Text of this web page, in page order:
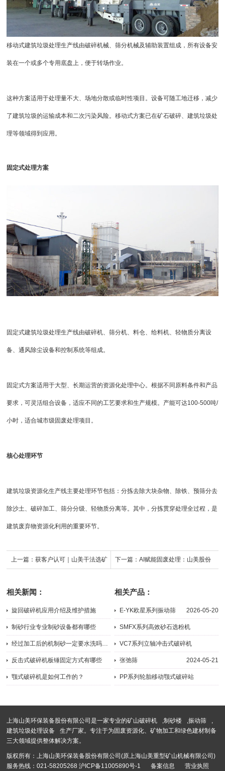
移动式建筑垃圾处理生产线由破碎机械、筛分机械及辅助装置组成，所有设备安
装在一个或多个专用底盘上，便于转场作业。
这种方案适用于处理量不大、场地分散或临时性项目。设备可随工地迁移，减少
了建筑垃圾的运输成本和二次污染风险。移动式方案已在矿石破碎、建筑垃圾处
理等领域得到应用。
固定式处理方案
固定式建筑垃圾处理生产线由破碎机、筛分机、料仓、给料机、轻物质分离设
备、通风除尘设备和控制系统等组成。
固定式方案适用于大型、长期运营的资源化处理中心。根据不同原料条件和产品
要求，可灵活组合设备，适应不同的工艺要求和生产规模。产能可达100-500吨/
小时，适合城市级固废处理项目。
核心处理环节
建筑垃圾资源化生产线主要处理环节包括：分拣去除大块杂物、除铁、预筛分去
除沙土、破碎加工、筛分分级、轻物质分离等。其中，分拣贯穿处理全过程，是
建筑废弃物资源化利用的重要环节。
上一篇： 获客户认可｜山美干法选矿
增效
下一篇：AI赋能固废处理：山美股份
相关新闻：
旋回破碎机应用介绍及维护措施
2023-09-14
制砂行业专业制砂设备都有哪些
2023-08-07
经过加工后的机制砂一定要水洗吗？用什么洗砂机比较好！
2023-08-22
反击式破碎机板锤固定方式有哪些
2023-07-14
颚式破碎机是如何工作的？
相关产品：
E-YK欧星系列振动筛 2026-05-20
SMFX系列高效砂石选粉机
2020-07-28
VC7系列立轴冲击式破碎机
2024-09-04
张弛筛 2024-05-21
PP系列轮胎移动颚式破碎站
上海山美环保装备股份有限公司是一家专业的矿山破碎机 ,制砂楼 ,振动筛
,
建筑垃圾处理设备
生产厂家。专注于为固废资源化、矿物加工和绿色建材制备
三大领域提供整体解决方案。
版权所有：上海山美环保装备股份有限公司(原上海山美重型矿山机械有限公司)
服务热线：021-58205268沪ICP备11005890号-1 备案信息 营业执照